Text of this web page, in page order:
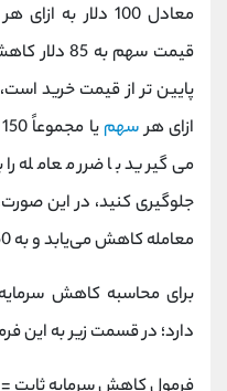
معادل 100 دلار
قیمت سهم به
ازای هرسهم
می‌گیرید با ضرر معامله
جلوگیری کنید، در این
معامله کاهش می‌یابد و به 4850 دلار می ‌رسد.
برای محاسبه کاهش
دارد؛ در قسمت زیر به این